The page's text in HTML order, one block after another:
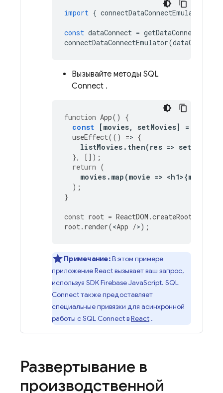
import { connectDataConnectEmulator
const dataConnect = getDataConnect
connectDataConnectEmulator(dataConnect
Вызывайте методы SQL
Connect .
function App()
{
const
[ movies, setMovies] =
useEffect(() => {
listMovies . then( res => setMovies
},
[]);
return (
movies . map (movie => <h1>{movie
);
}
const root = ReactDOM .createRoot
root. render(<App />);
Примечание:В этом примере
приложение React вызывает ваш запрос,
используя SDK Firebase JavaScript. SQL
Connectтакже предоставляет
специальные привязки для асинхронной
работы сSQL ConnectвReact .
Развертывание в
производственной